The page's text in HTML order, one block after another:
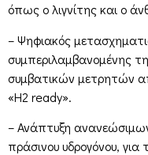
όπως ο λιγνίτης και ο
– Ψηφιακός
συμπεριλαμβανομένης
συμβατικών μετρητών
«H2 ready».
– Ανάπτυξη
πράσινου υδρογόνου, για